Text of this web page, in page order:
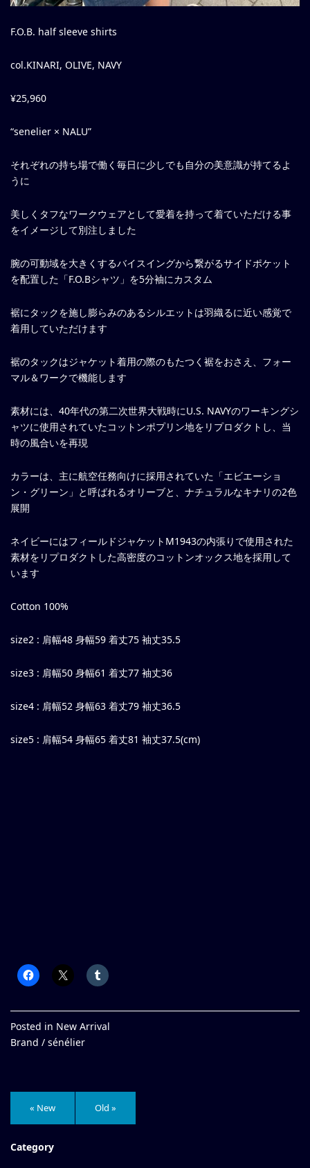
F.O.B. half sleeve shirts
col.KINARI, OLIVE, NAVY
¥25,960
“senelier × NALU”
それぞれの持ち場で働く毎日に少しでも自分の美意識が持てるよ
うに
美しくタフなワークウェアとして愛着を持って着ていただける事
をイメージして別注しました
腕の可動域を大きくするバイスイングから繋がるサイドポケット
を配置した「F.O.Bシャツ」を5分袖にカスタム
裾にタックを施し膨らみのあるシルエットは羽織るに近い感覚で
着用していただけます
裾のタックはジャケット着用の際のもたつく裾をおさえ、フォー
マル＆ワークで機能します
素材には、40年代の第二次世界大戦時にU.S. NAVYのワーキングシ
ャツに使用されていたコットンポプリン地をリプロダクトし、当
時の風合いを再現
カラーは、主に航空任務向けに採用されていた「エビエーショ
ン・グリーン」と呼ばれるオリーブと、ナチュラルなキナリの2色
展開
ネイビーにはフィールドジャケットM1943の内張りで使用された
素材をリプロダクトした高密度のコットンオックス地を採用して
います
Cotton 100%
size2 : 肩幅48 身幅59 着丈75 袖丈35.5
size3 : 肩幅50 身幅61 着丈77 袖丈36
size4 : 肩幅52 身幅63 着丈79 袖丈36.5
size5 : 肩幅54 身幅65 着丈81 袖丈37.5(cm)
Posted in New Arrival
Brand / sénélier
« New Old »
Category